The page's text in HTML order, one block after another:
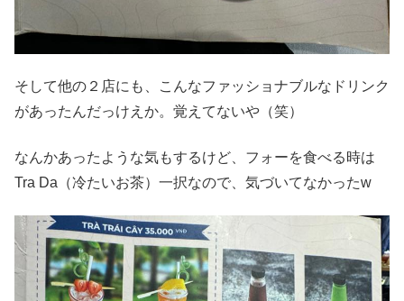
そして他の２店にも、こんなファッショナブルなドリンク
があったんだっけえか。覚えてないや（笑）
なんかあったような気もするけど、フォーを食べる時は
Tra Da（冷たいお茶）一択なので、気づいてなかったw